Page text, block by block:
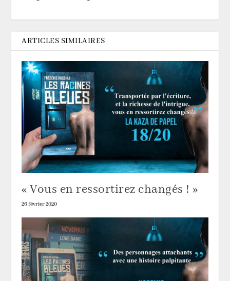
ARTICLES SIMILAIRES
« Vous en ressortirez changés ! »
26 février 2020